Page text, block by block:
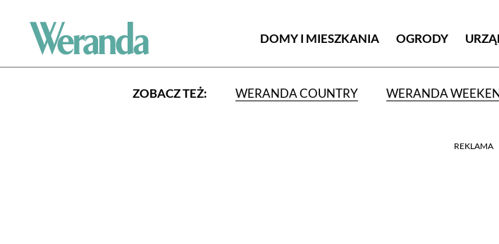
DOMY I MIESZKANIA OGRODY
ZOBACZ TEŻ: WERANDA COUNTRY WERANDA
REKLAMA